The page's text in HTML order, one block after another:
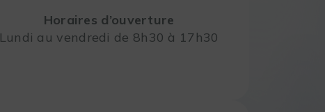
Horaires d’ouverture
Lundi au vendredi de 8h30 à 17h30